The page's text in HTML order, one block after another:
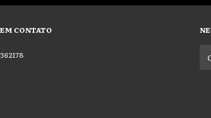
CONTATO